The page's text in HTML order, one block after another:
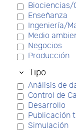
Biociencias/
Enseñanza
Ingeniería/
Medio
Negocios
Producción
Tipo
Análisis de
Control de
Desarrollo
Publicación
Simulación